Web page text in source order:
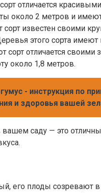
отличается
около 2 метров и
сорт известен своими
этого сорта
сорт отличается
около 1,8 метров.
- инструкция по
и здоровья вашей
саду — это
его плоды созревают